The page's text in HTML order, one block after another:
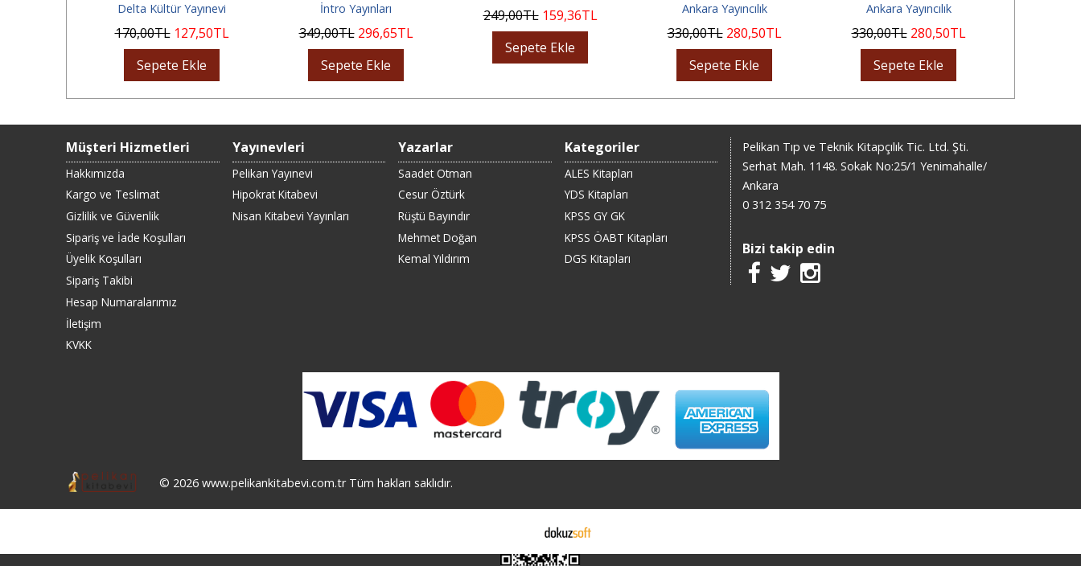
Delta Kültür Yayınevi
170,00TL 127,50TL
Sepete Ekle
İntro Yayınları
349,00TL 296,65TL
Sepete Ekle
249,00TL 159,36TL
Sepete Ekle
Ankara Yayıncılık
330,00TL 280,50TL
Sepete Ekle
Ankara Yayıncılık
330,00TL 280,50TL
Sepete Ekle
Müşteri Hizmetleri
Hakkımızda
Kargo ve Teslimat
Gizlilik ve Güvenlik
Sipariş ve İade Koşulları
Üyelik Koşulları
Sipariş Takibi
Hesap Numaralarımız
İletişim
KVKK
Yayınevleri
Pelikan Yayınevi
Hipokrat Kitabevi
Nisan Kitabevi Yayınları
Yazarlar
Saadet Otman
Cesur Öztürk
Rüştü Bayındır
Mehmet Doğan
Kemal Yıldırım
Kategoriler
ALES Kitapları
YDS Kitapları
KPSS GY GK
KPSS ÖABT Kitapları
DGS Kitapları
Pelikan Tıp ve Teknik Kitapçılık Tic. Ltd. Şti.
Serhat Mah. 1148. Sokak No:25/1 Yenimahalle/
Ankara
0 312 354 70 75
Bizi takip edin
© 2026 www.pelikankitabevi.com.tr Tüm hakları saklıdır.